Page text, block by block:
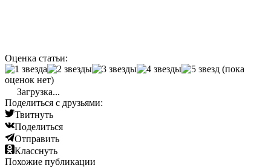
Оценка статьи:
(пока
оценок нет)
Загрузка...
Поделиться с друзьями:
Твитнуть
Поделиться
Отправить
Класснуть
Похожие публикации